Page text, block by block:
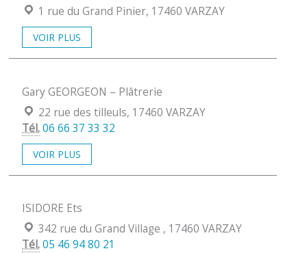
Localisation :
1 rue du Grand Pinier, 17460 VARZAY
VOIR PLUS
Gary GEORGEON – Plâtrerie
Localisation :
22 rue des tilleuls, 17460 VARZAY
Tél.06 66 37 33 32
VOIR PLUS
ISIDORE Ets
Localisation :
342 rue du Grand Village , 17460 VARZAY
Tél.05 46 94 80 21